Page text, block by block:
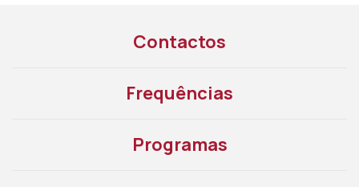
Contactos
Frequências
Programas